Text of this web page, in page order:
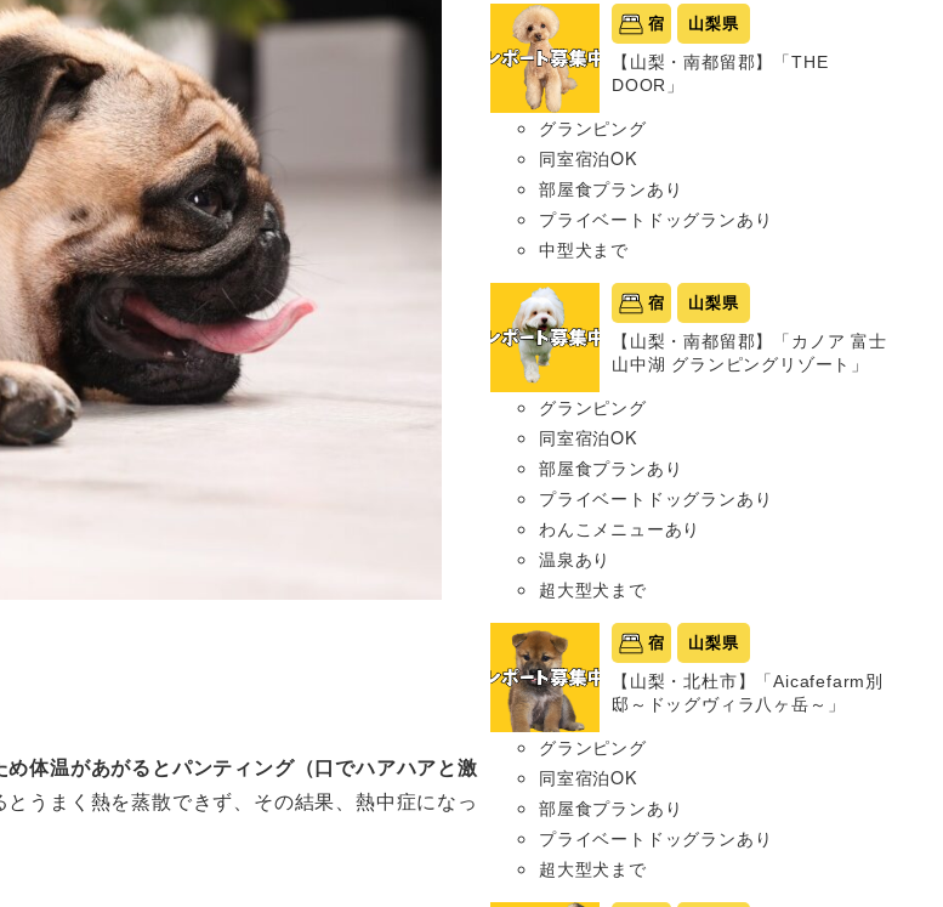
め体温があがるとパンティング（口でハアハアと激
うまく熱を蒸散できず、その結果、熱中症になっ
宿 山梨県
【山梨・南都留郡】「THE
DOOR」
グランピング
同室宿泊OK
部屋食プランあり
プライベートドッグランあり
中型犬まで
宿 山梨県
【山梨・南都留郡】「カノア 富士
山中湖 グランピングリゾート」
グランピング
同室宿泊OK
部屋食プランあり
プライベートドッグランあり
わんこメニューあり
温泉あり
超大型犬まで
宿 山梨県
【山梨・北杜市】「Aicafefarm別
邸～ドッグヴィラ八ヶ岳～」
グランピング
同室宿泊OK
部屋食プランあり
プライベートドッグランあり
超大型犬まで